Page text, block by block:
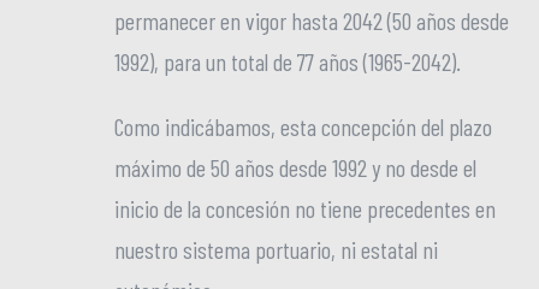
permanecer en vigor hasta 2042 (50 años desde
1992), para un total de 77 años (1965-2042).
Como indicábamos, esta concepción del plazo
máximo de 50 años desde 1992 y no desde el
inicio de la concesión no tiene precedentes en
nuestro sistema portuario, ni estatal ni